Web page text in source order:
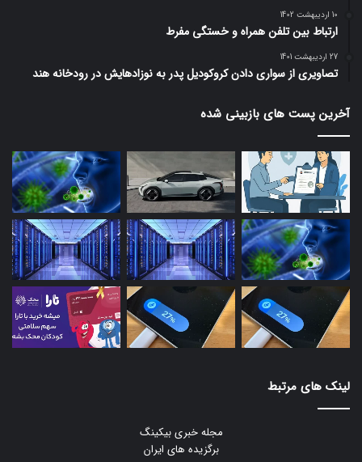
10 اردیبهشت 1402
ارتباط بین تلفن همراه و خستگی مفرط
27 اردیبهشت 1401
تصاویری از سواری دادن کروکودیل پدر به نوزادهایش در رودخانه هند
آخرین پست های بازبینی شده
لینک های مرتبط
مجله خبری بیکینگ
برگزیده های ایران